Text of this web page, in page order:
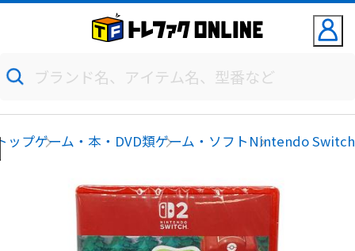
ップゲーム・本・DVD類ゲーム・ソフト Nintendo Switch